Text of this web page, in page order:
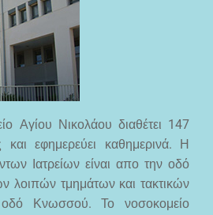
Αγίου Νικολάου διαθέτει 147
και εφημερεύει καθημερινά. Η
Ιατρείων είναι απο την οδό
λοιπών τμημάτων και τακτικών
Κνωσσού. Το νοσοκομείο